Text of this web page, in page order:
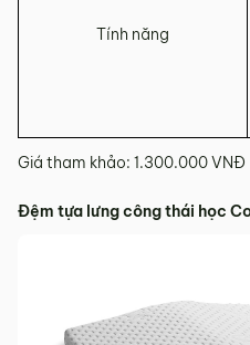
Tính năng
Giá tham khảo: 1.300.000 VNĐ
Đệm tựa lưng công thái học